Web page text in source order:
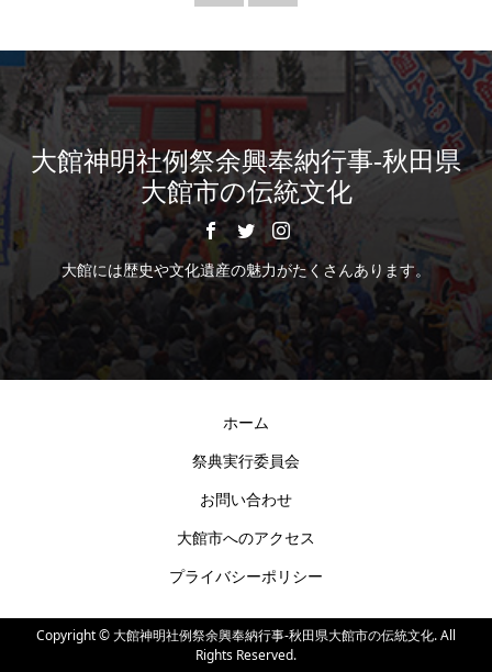
大館神明社例祭余興奉納行事-秋田県
大館市の伝統文化
大館には歴史や文化遺産の魅力がたくさんあります。
ホーム
祭典実行委員会
お問い合わせ
大館市へのアクセス
プライバシーポリシー
Copyright ©大館神明社例祭余興奉納行事-秋田県大館市の伝統文化. All
Rights Reserved.